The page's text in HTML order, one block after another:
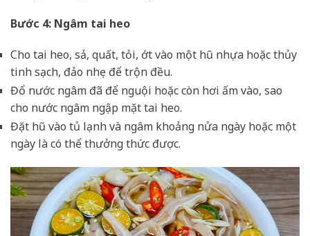
Bước 4: Ngâm tai heo
Cho tai heo, sả, quất, tỏi, ớt vào một hũ nhựa hoặc thủy
tinh sạch, đảo nhẹ để trộn đều.
Đổ nước ngâm đã để nguội hoặc còn hơi ấm vào, sao
cho nước ngâm ngập mặt tai heo.
Đặt hũ vào tủ lạnh và ngâm khoảng nửa ngày hoặc một
ngày là có thể thưởng thức được.